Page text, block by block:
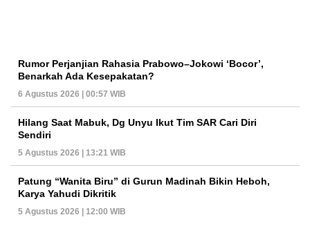
Rumor Perjanjian Rahasia Prabowo–Jokowi ‘Bocor’,
Benarkah Ada Kesepakatan?
6 Agustus 2026 | 00:57 WIB
Hilang Saat Mabuk, Dg Unyu Ikut Tim SAR Cari Diri
Sendiri
5 Agustus 2026 | 13:21 WIB
Patung “Wanita Biru” di Gurun Madinah Bikin Heboh,
Karya Yahudi Dikritik
5 Agustus 2026 | 12:00 WIB